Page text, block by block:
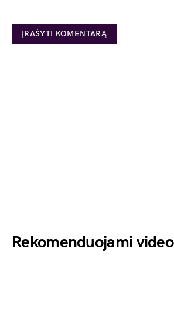
Rekomenduojami video